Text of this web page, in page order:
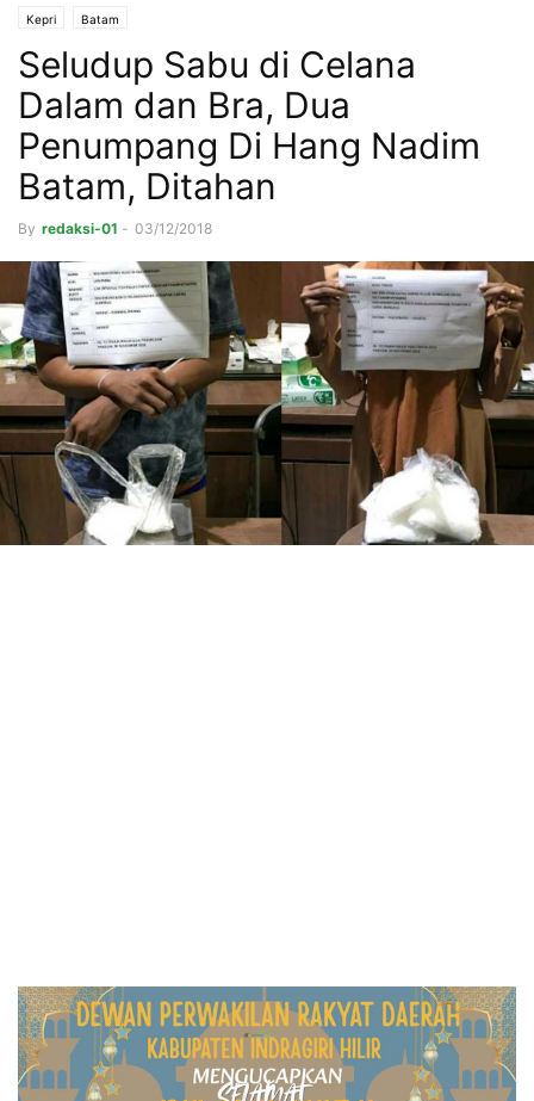
Kepri Batam
Seludup Sabu di Celana
Dalam dan Bra, Dua
Penumpang Di Hang Nadim
Batam, Ditahan
By redaksi-01 - 03/12/2018